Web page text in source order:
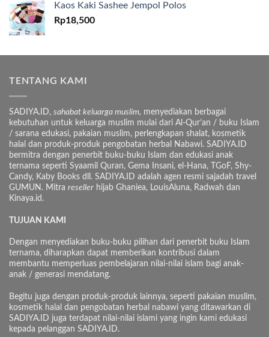
Kaos Kaki Sashee Jempol Polos
Rp18,500
TENTANG KAMI
SADIYA.ID, sahabat keluarga muslim, menyediakan berbagai
kebutuhan untuk keluarga muslim mulai dari Al-Qur’an / buku Islam
/ sarana edukasi, pakaian muslim, perlengkapan shalat, kosmetik
halal dan produk-produk pengobatan herbal Nabawi. SADIYA.ID
bermitra dengan penerbit buku-buku Islam dan edukasi anak
ternama seperti Syaamil Quran, Gema Insani, el-Hana, TGoF, Shy-
Candy, Kaby Books dll. SADIYA.ID adalah agen resmi sajadah travel
GUMUN. Mitra reseller hijab Ghaniea, LouisAluna, Radwah dan
Kinaya.id.
TUJUAN KAMI
Dengan menyediakan buku-buku pilihan dari penerbit buku Islam
ternama, diharapkan dapat memberikan kontribusi dalam
membantu memperluas pembelajaran nilai-nilai islam bagi anak-
anak / generasi mendatang.
Begitu juga dengan produk-produk lainnya, seperti pakaian muslim,
kosmetik halal dan pengobatan herbal nabawi yang ditawarkan di
SADIYA.ID juga terdapat nilai-nilai islami yang ingin kami edukasi
kepada pelanggan SADIYA.ID.